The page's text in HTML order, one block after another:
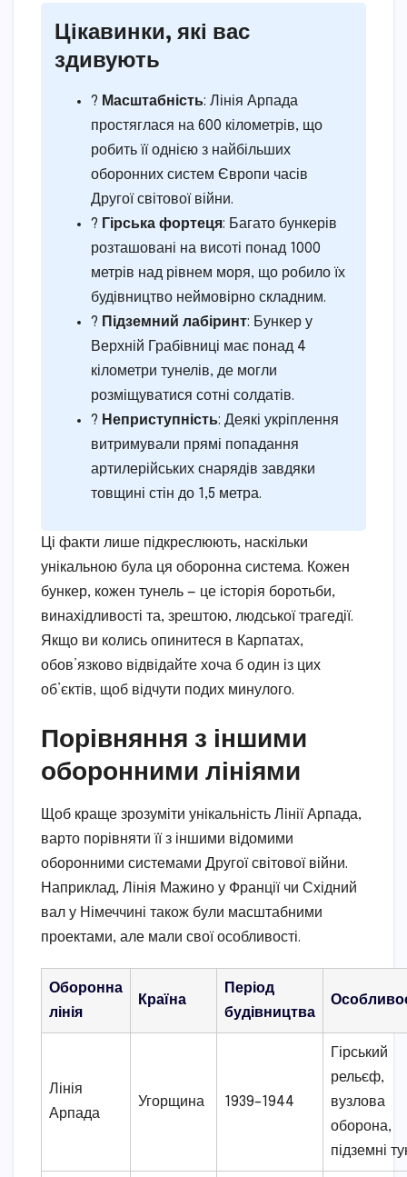
Цікавинки, які вас
здивують
? Масштабність: Лінія Арпада
простяглася на 600 кілометрів, що
робить її однією з найбільших
оборонних систем Європи часів
Другої світової війни.
?️ Гірська фортеця: Багато бункерів
розташовані на висоті понад 1000
метрів над рівнем моря, що робило їх
будівництво неймовірно складним.
?️ Підземний лабіринт: Бункер у
Верхній Грабівниці має понад 4
кілометри тунелів, де могли
розміщуватися сотні солдатів.
?️ Неприступність: Деякі укріплення
витримували прямі попадання
артилерійських снарядів завдяки
товщині стін до 1,5 метра.
Ці факти лише підкреслюють, наскільки
унікальною була ця оборонна система. Кожен
бункер, кожен тунель — це історія боротьби,
винахідливості та, зрештою, людської трагедії.
Якщо ви колись опинитеся в Карпатах,
обов’язково відвідайте хоча б один із цих
об’єктів, щоб відчути подих минулого.
Порівняння з іншими
оборонними лініями
Щоб краще зрозуміти унікальність Лінії Арпада,
варто порівняти її з іншими відомими
оборонними системами Другої світової війни.
Наприклад, Лінія Мажино у Франції чи Східний
вал у Німеччині також були масштабними
проектами, але мали свої особливості.
Оборонна
лінія
Країна
Період
будівництва
Лінія
Арпада
Угорщина 1939–1944
Гірський
рельєф,
вузлова
оборона,
підземні